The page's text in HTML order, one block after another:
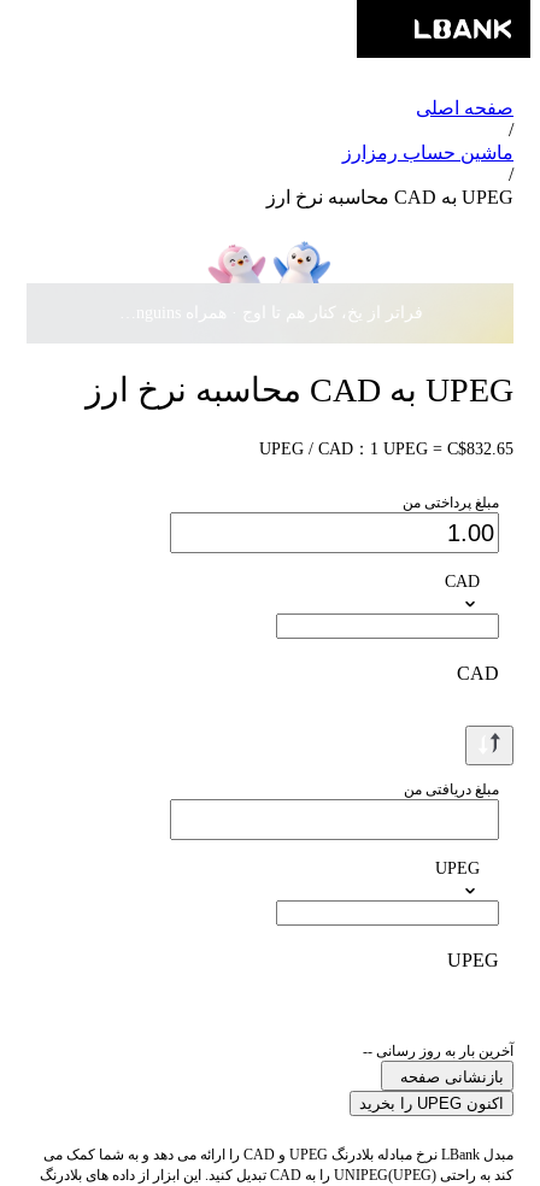
صفحه اصلی
/
ماشین حساب رمزارز
/
UPEG به CAD محاسبه نرخ ارز
UPEG به CAD محاسبه نرخ ارز
UPEG / CAD：1 UPEG = C$832.65
مبلغ پرداختی من
CAD
CAD
مبلغ دریافتی من
UPEG
UPEG
آخرین بار به روز رسانی --
بازنشانی صفحه
اکنون UPEG را بخرید
مبدل LBank نرخ مبادله بلادرنگ UPEG و CAD را ارائه می دهد و به شما کمک می
کند به راحتی UNIPEG(UPEG) را به CAD تبدیل کنید. این ابزار از داده های بلادرنگ